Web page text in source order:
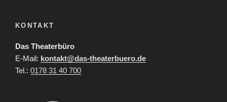
KONTAKT
Das Theaterbüro
E-Mail: kontakt@das-theaterbuero.de
Tel.: 0178 31 40 700